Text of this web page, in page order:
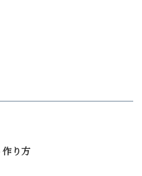
作り方